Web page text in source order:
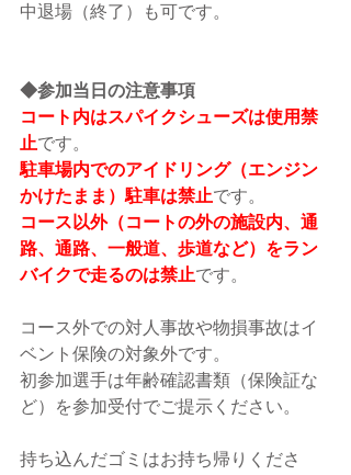
中退場（終了）も可です。
◆参加当日の注意事項
コート内はスパイクシューズは使用禁
止です。
駐車場内でのアイドリング（エンジン
かけたまま）駐車は禁止です。
コース以外（コートの外の施設内、通
路、通路、一般道、歩道など）をラン
バイクで走るのは禁止です。
コース外での対人事故や物損事故はイ
ベント保険の対象外です。
初参加選手は年齢確認書類（保険証な
ど）を参加受付でご提示ください。
持ち込んだゴミはお持ち帰りくださ